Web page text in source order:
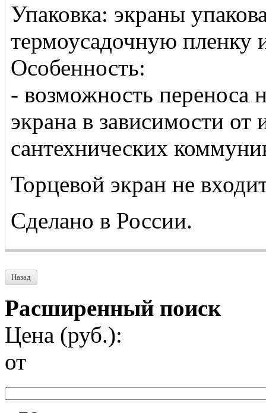
Упаковка: экраны
термоусадочную пленку
Особенность:
- возможность переноса
экрана в зависимости
сантехнических
Торцевой экран не
Сделано в России.
Назад
Расширенный поиск
Цена (руб.):
от